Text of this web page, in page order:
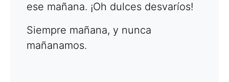
ese mañana. ¡Oh dulces desvaríos!
Siempre mañana, y nunca
mañanamos.